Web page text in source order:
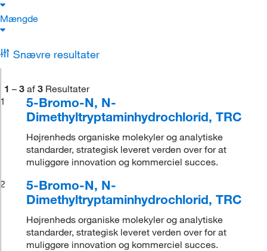
Mængde
Snævre resultater
1 – 3 af 3 Resultater
1
5-Bromo-N, N-
Dimethyltryptaminhydrochlorid, TRC
Højrenheds organiske molekyler og analytiske
standarder, strategisk leveret verden over for at
muliggøre innovation og kommerciel succes.
2
5-Bromo-N, N-
Dimethyltryptaminhydrochlorid, TRC
Højrenheds organiske molekyler og analytiske
standarder, strategisk leveret verden over for at
muliggøre innovation og kommerciel succes.